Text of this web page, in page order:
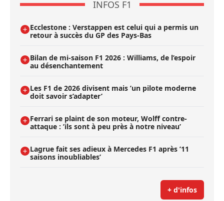
INFOS F1
Ecclestone : Verstappen est celui qui a permis un
retour à succès du GP des Pays-Bas
Bilan de mi-saison F1 2026 : Williams, de l’espoir
au désenchantement
Les F1 de 2026 divisent mais ’un pilote moderne
doit savoir s’adapter’
Ferrari se plaint de son moteur, Wolff contre-
attaque : ’ils sont à peu près à notre niveau’
Lagrue fait ses adieux à Mercedes F1 après ’11
saisons inoubliables’
+ d'infos